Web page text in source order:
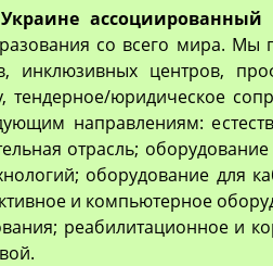
со всего мира.
инклюзивных центров,
тендерное/юридическое
направлениям:
отрасль;
оборудование
и компьютерное
реабилитационное и